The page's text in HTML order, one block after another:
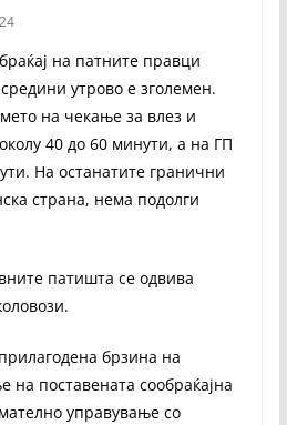
на патните правци
утрово е зголемен.
на чекање за влез и
40 до 60 минути, а на ГП
На останатите гранични
страна, нема подолги
патишта се одвива
брзина на
поставената сообраќајна
управување со